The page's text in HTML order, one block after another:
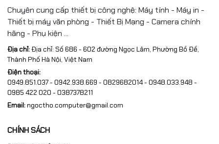
Chuyên cung cấp thiết bị công nghệ: Máy tính - Máy in -
Thiết bị máy văn phòng - Thiết Bị Mạng - Camera chính
hãng - Phụ kiện ...
Địa chỉ:Địa chỉ: Số 686 - 602 đường Ngọc Lâm, Phường Bồ Đề,
Thành Phố Hà Nội, Việt Nam
Điện thoại:
0949.851.037 - 0942.938.669 - 0829682014 - 0948.033.948 -
0985 422 020 - 0387378211
Email:ngoctho.computer@gmail.com
CHÍNH SÁCH